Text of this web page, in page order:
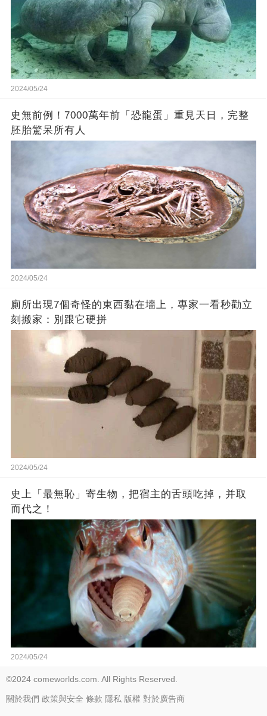
2024/05/24
史無前例！7000萬年前「恐龍蛋」重見天日，完整
胚胎驚呆所有人
2024/05/24
廁所出現7個奇怪的東西黏在墻上，專家一看秒勸立
刻搬家：別跟它硬拼
2024/05/24
史上「最無恥」寄生物，把宿主的舌頭吃掉，并取
而代之！
2024/05/24
©2024 comeworlds.com. All Rights Reserved.
關於我們 政策與安全 條款 隱私 版權 對於廣告商